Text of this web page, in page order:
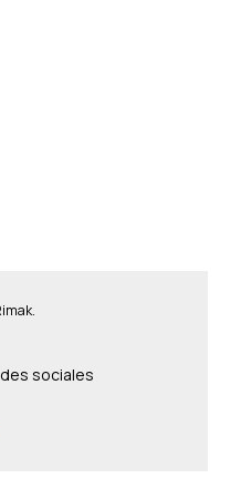
sociales